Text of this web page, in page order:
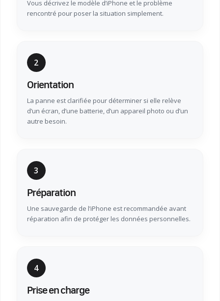
Vous décrivez le modèle d’iPhone et le problème
rencontré pour poser la situation simplement.
2
Orientation
La panne est clarifiée pour déterminer si elle relève
d’un écran, d’une batterie, d’un appareil photo ou d’un
autre besoin.
3
Préparation
Une sauvegarde de l’iPhone est recommandée avant
réparation afin de protéger les données personnelles.
4
Prise en charge